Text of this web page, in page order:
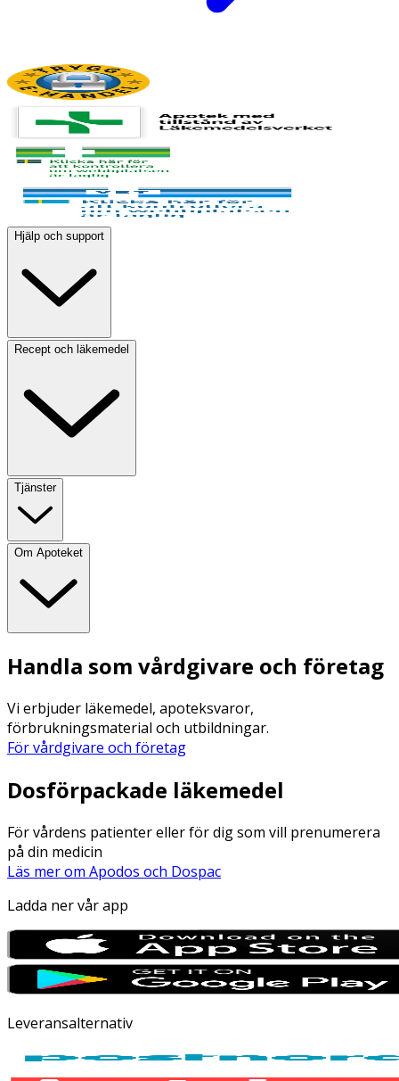
Hjälp och support
Recept och läkemedel
Tjänster
Om Apoteket
Handla som vårdgivare och företag
Vi erbjuder läkemedel, apoteksvaror,
förbrukningsmaterial och utbildningar.
För vårdgivare och företag
Dosförpackade läkemedel
För vårdens patienter eller för dig som vill prenumerera
på din medicin
Läs mer om Apodos och Dospac
Ladda ner vår app
Leveransalternativ